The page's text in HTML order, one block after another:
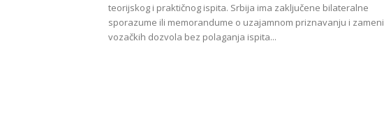
teorijskog i praktičnog ispita. Srbija ima zaključene bilateralne
sporazume ili memorandume o uzajamnom priznavanju i zameni
vozačkih dozvola bez polaganja ispita...